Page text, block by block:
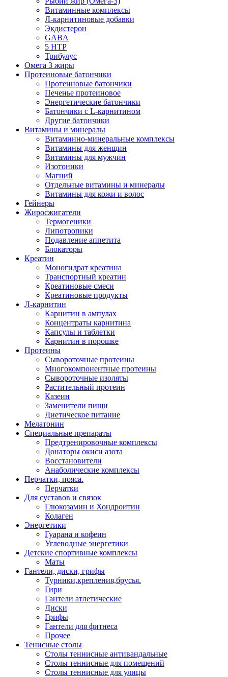
Витаминные комплексы
Л-карнитиновые добавки
Экдистерон
GABA
5 HTP
Трибулус
Омега 3 жиры
Протеиновые батончики
Протеиновые батончики
Печенье протеиновое
Энергетические батончики
Батончики с L-карнитином
Другие батончики
Витамины и минералы
Витаминно-минеральные комплексы
Витамины для женщин
Витамины для мужчин
Изотоники
Магний
Отдельные витамины и минералы
Витамины для кожи и волос
Гейнеры
Жиросжигатели
Термогеники
Липотропики
Подавление аппетита
Блокаторы
Креатин
Моногидрат креатина
Транспортный креатин
Креатиновые смеси
Креатиновые продукты
Л-карнитин
Карнитин в ампулах
Концентраты карнитина
Капсулы и таблетки
Карнитин в порошке
Протеины
Сывороточные протеины
Многокомпонентные протеины
Сывороточные изоляты
Растительный протеин
Казеин
Заменители пищи
Диетическое питание
Мелатонин
Специальные препараты
Предтренировочные комплексы
Донаторы окиси азота
Восстановители
Анаболические комплексы
Перчатки, пояса.
Перчатки
Для суставов и связок
Глюкозамин и Хондроитин
Колаген
Энергетики
Гуарана и кофеин
Углеводные энергетики
Детские спортивные комплексы
Маты
Гантели, диски, грифы
Турники,крепления,брусья.
Гири
Гантели атлетические
Диски
Грифы
Гантели для фитнеса
Прочее
Тенисные столы
Столы теннисные антивандальные
Столы теннисные для помещений
Столы теннисные для улицы